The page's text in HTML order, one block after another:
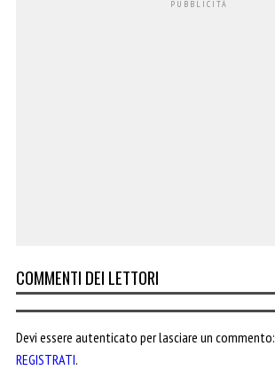
COMMENTI DEI LETTORI
Devi essere autenticato per lasciare un commento:
REGISTRATI.